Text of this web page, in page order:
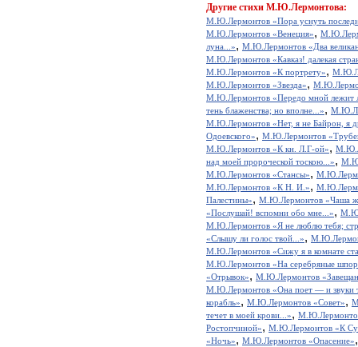
Другие стихи М.Ю.Лермонтова:
М.Ю.Лермонтов «Пора уснуть
М.Ю.Лермонтов «Венеция»,
луна...», М.Ю.Лермонтов «Два
М.Ю.Лермонтов «Кавказ! далекая
М.Ю.Лермонтов «К портрету»,
М.Ю.Лермонтов «Звезда»,
М.Ю.Лермонтов «Передо мной лежит
тень блаженства; но вполне...»,
М.Ю.Лермонтов «Нет, я не Байрон, я
Одоевского», М.Ю.Лермонтов
М.Ю.Лермонтов «К кн. Л.Г-ой»,
над моей пророческой тоскою...»,
М.Ю.Лермонтов «Стансы»,
М.Ю.Лермонтов «К Н. И.»,
Палестины», М.Ю.Лермонтов «Чаша
«Послушай! вспомни обо мне...»,
М.Ю.Лермонтов «Я не люблю тебя;
«Слышу ли голос твой...»,
М.Ю.Лермонтов «Сижу я в комнате
М.Ю.Лермонтов «На серебряные
«Отрывок», М.Ю.Лермонтов
М.Ю.Лермонтов «Она поет — и звуки
корабль», М.Ю.Лермонтов «Совет»,
течет в моей крови...»,
Ростопчиной», М.Ю.Лермонтов «К
«Ночь», М.Ю.Лермонтов «Опасение»